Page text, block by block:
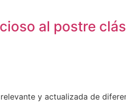
al postre
y actualizada de